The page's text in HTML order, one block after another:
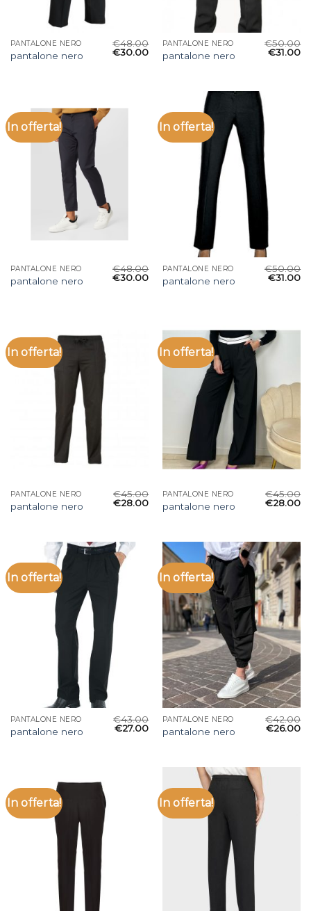
PANTALONE NERO
pantalone nero
€48.00
€30.00
PANTALONE NERO
pantalone nero
€50.00
€31.00
In offerta!
PANTALONE NERO
pantalone nero
€48.00
€30.00
In offerta!
PANTALONE NERO
pantalone nero
€50.00
€31.00
In offerta!
PANTALONE NERO
pantalone nero
€45.00
€28.00
In offerta!
PANTALONE NERO
pantalone nero
€45.00
€28.00
In offerta!
PANTALONE NERO
pantalone nero
€43.00
€27.00
In offerta!
PANTALONE NERO
pantalone nero
€42.00
€26.00
In offerta! In offerta!